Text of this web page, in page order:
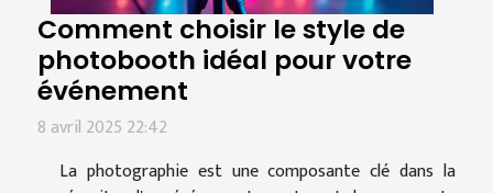
Comment choisir le style de
photobooth idéal pour votre
événement
8 avril 2025 22:42
La photographie est une composante clé dans la